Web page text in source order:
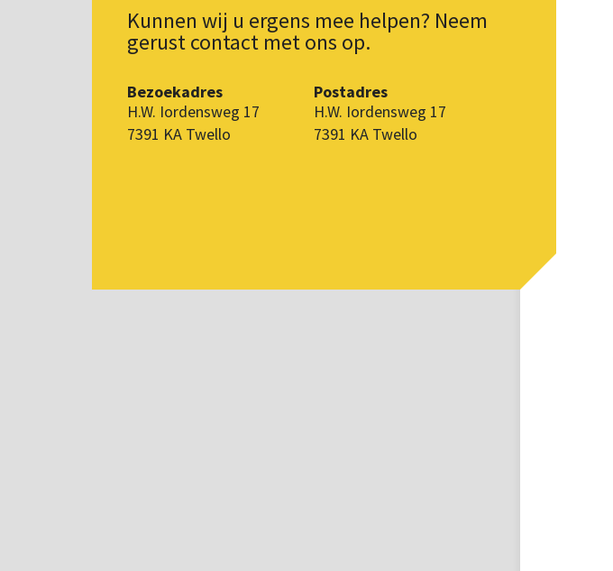
Kunnen wij u ergens mee helpen? Neem
gerust contact met ons op.
Bezoekadres
H.W. Iordensweg 17
7391 KA Twello
Postadres
H.W. Iordensweg 17
7391 KA Twello